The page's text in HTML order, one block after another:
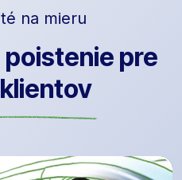
na mieru
pre